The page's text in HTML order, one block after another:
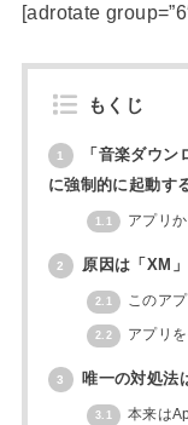
[adrotate
もくじ
1
「音楽ダウン
に強制的に起動す
1.1 アプリ
2 原因は「XM
2.1 このア
2.2 アプリ
3 唯一の対処法
3.1 本来は